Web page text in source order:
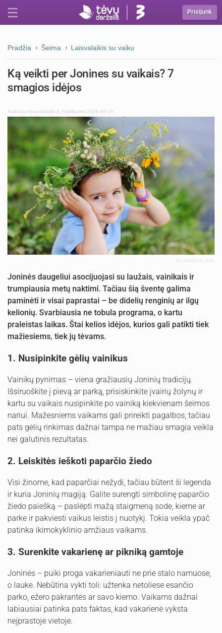
Prisijunk
Pradžia Šeima Laisvalaikis su vaiku
Ką veikti per Jonines su vaikais? 7
smagios idėjos
Autorius:tevu-darzelis.lt Publikuota: 2026-06-23
Shutterstock.com
Joninės daugeliui asocijuojasi su laužais, vainikais ir
trumpiausia metų naktimi. Tačiau šią šventę galima
paminėti ir visai paprastai – be didelių renginių ar ilgų
kelionių. Svarbiausia ne tobula programa, o kartu
praleistas laikas. Štai kelios idėjos, kurios gali patikti tiek
mažiesiems, tiek jų tėvams.
1. Nusipinkite gėlių vainikus
Vainikų pynimas – viena gražiausių Joninių tradicijų.
Išsiruoškite į pievą ar parką, prisiskinkite įvairių žolynų ir
kartu su vaikais nusipinkite po vainiką kiekvienam šeimos
nariui. Mažesniems vaikams gali prireikti pagalbos, tačiau
pats gėlių rinkimas dažnai tampa ne mažiau smagia veikla
nei galutinis rezultatas.
2. Leiskitės ieškoti paparčio žiedo
Visi žinome, kad paparčiai nežydi, tačiau būtent ši legenda
ir kuria Joninių magiją. Galite surengti simbolinę paparčio
žiedo paiešką – paslėpti mažą staigmeną sode, kieme ar
parke ir pakviesti vaikus leistis į nuotykį. Tokia veikla ypač
patinka ikimokyklinio amžiaus vaikams.
3. Surenkite vakarienę ar pikniką gamtoje
Joninės – puiki proga vakarieniauti ne prie stalo namuose,
o lauke. Nebūtina vykti toli: užtenka netoliese esančio
parko, ežero pakrantės ar savo kiemo. Vaikams dažnai
labiausiai patinka pats faktas, kad vakarienė vyksta
neįprastoje vietoje.